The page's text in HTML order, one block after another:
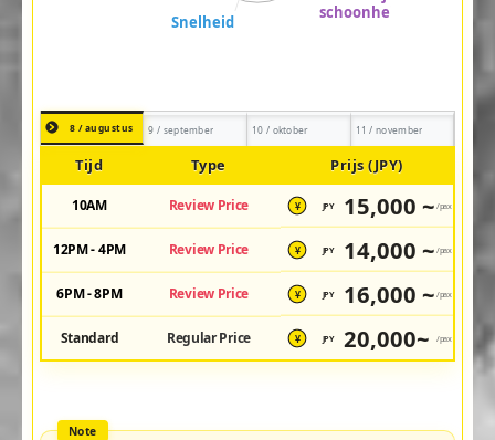
8 / augustus 9 / september 10 / oktober 11 / november
Tijd Type Prijs (JPY)
10AM Review Price ¥ JPY 15,000 ~ /pax
12PM - 4PM Review Price ¥ JPY 14,000 ~ /pax
6PM - 8PM Review Price ¥ JPY 16,000 ~ /pax
Standard Regular Price ¥ JPY 20,000~ /pax